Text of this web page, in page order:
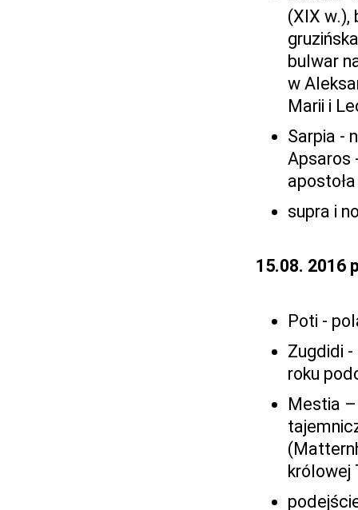
(XIX w.),
bulwar
w
Marii i
Sarpia -
Apsaros
supra i
15.08. 2016
Poti -
Zugdidi
roku
Mestia
królowej